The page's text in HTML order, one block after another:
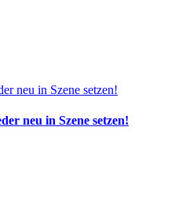
neu in Szene setzen!